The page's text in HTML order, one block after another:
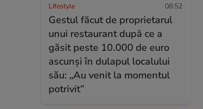
Lifestyle 08:52
Gestul făcut de proprietarul
unui restaurant după ce a
găsit peste 10.000 de euro
ascunși în dulapul localului
său: „Au venit la momentul
potrivit”